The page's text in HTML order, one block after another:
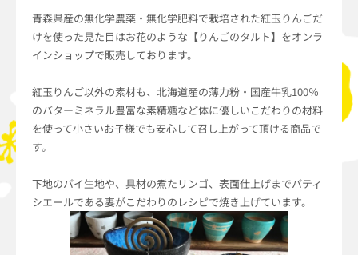
青森県産の無化学農薬・無化学肥料で栽培された紅玉りんごだ
けを使った見た目はお花のような【りんごのタルト】をオンラ
インショップで販売しております。
紅玉りんご以外の素材も、北海道産の薄力粉・国産牛乳100％
のバターミネラル豊富な素精糖など体に優しいこだわりの材料
を使って小さいお子様でも安心して召し上がって頂ける商品で
す。
下地のパイ生地や、具材の煮たリンゴ、表面仕上げまでパティ
シエールである妻がこだわりのレシピで焼き上げています。